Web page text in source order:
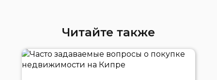
Читайте также